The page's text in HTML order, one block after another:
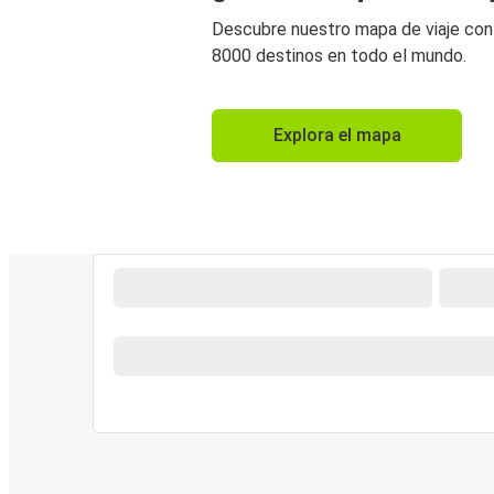
Descubre nuestro mapa de viaje
8000 destinos en todo el mundo.
Explora el mapa